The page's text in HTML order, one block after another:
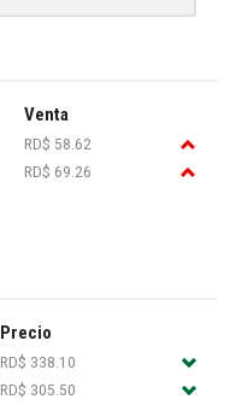
Venta
RD$ 58.62
RD$ 69.26
Precio
RD$ 338.10
RD$ 305.50